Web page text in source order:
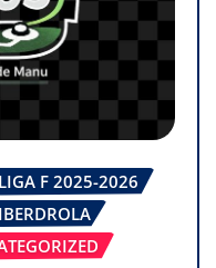
LIGA F 2025-2026